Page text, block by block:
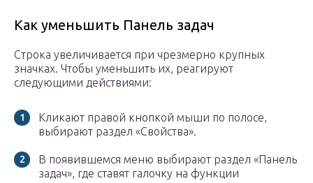
Как уменьшить Панель задач
Строка увеличивается при чрезмерно крупных
значках. Чтобы уменьшить их, реагируют
следующими действиями:
Кликают правой кнопкой мыши по полосе,
выбирают раздел «Свойства».
В появившемся меню выбирают раздел «Панель
задач», где ставят галочку на функции